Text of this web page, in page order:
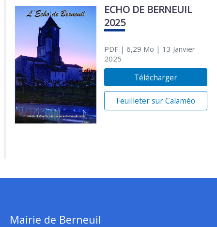
ECHO DE BERNEUIL
2025
PDF| 6,29 Mo | 13 Janvier
2025
Télécharger
Feuilleter sur Calaméo
Mairie de Berneuil